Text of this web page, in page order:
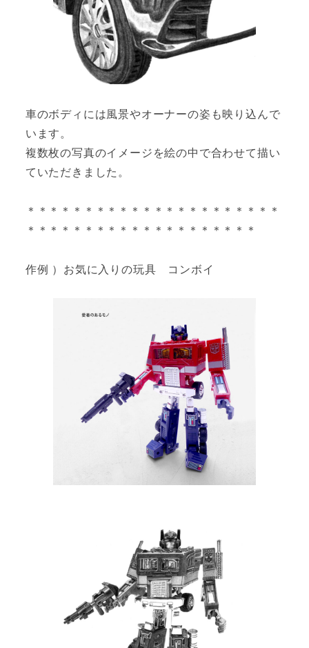
車のボディには風景やオーナーの姿も映り込んで
います。
複数枚の写真のイメージを絵の中で合わせて描い
ていただきました。
＊＊＊＊＊＊＊＊＊＊＊＊＊＊＊＊＊＊＊＊＊＊
＊＊＊＊＊＊＊＊＊＊＊＊＊＊＊＊＊＊＊＊
作例 ）お気に入りの玩具 コンボイ